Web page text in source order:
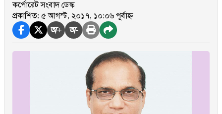
কর্পোরেট সংবাদ ডেস্ক
প্রকাশিত: ৫ আগস্ট, ২০১৭, ১০:০৬ পূর্বাহ্ন
অ+ অ-